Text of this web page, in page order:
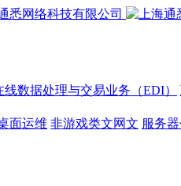
线数据处理与交易业务（EDI）
面运维 非游戏类文网文 服务